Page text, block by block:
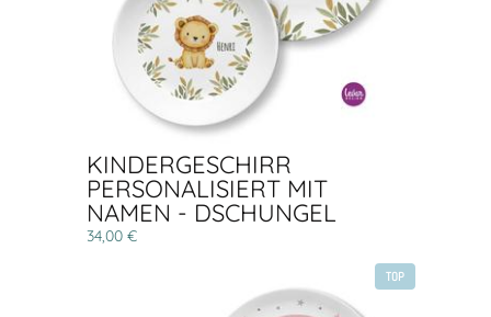
KINDERGESCHIRR
PERSONALISIERT MIT
NAMEN - DSCHUNGEL
34,00 €
TOP